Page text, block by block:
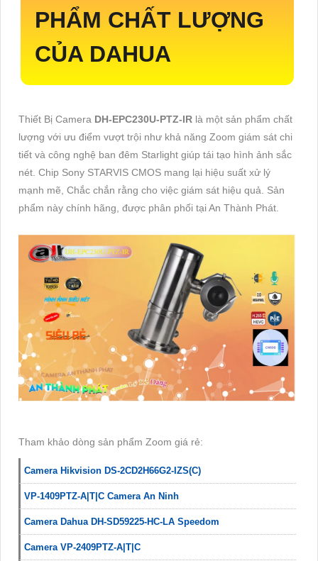
PHẨM CHẤT LƯỢNG
CỦA DAHUA
Thiết Bị Camera DH-EPC230U-PTZ-IR là một sản phẩm chất
lượng với ưu điểm vượt trội như khả năng Zoom giám sát chi
tiết và công nghệ ban đêm Starlight giúp tái tạo hình ảnh sắc
nét. Chip Sony STARVIS CMOS mang lại hiệu suất xử lý
mạnh mẽ, Chắc chắn rằng cho việc giám sát hiệu quả. Sản
phẩm này chính hãng, được phân phối tại An Thành Phát.
Tham khảo dòng sản phẩm Zoom giá rẻ:
Camera Hikvision DS-2CD2H66G2-IZS(C)
VP-1409PTZ-A|T|C Camera An Ninh
Camera Dahua DH-SD59225-HC-LA Speedom
Camera VP-2409PTZ-A|T|C